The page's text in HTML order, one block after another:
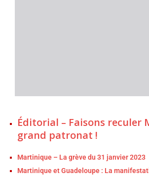
Éditorial – Faisons reculer
grand patronat !
Martinique – La grève du 31 janvier 2023
Martinique et Guadeloupe : La